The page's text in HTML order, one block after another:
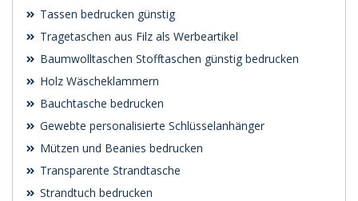
Tassen bedrucken günstig
Tragetaschen aus Filz als Werbeartikel
Baumwolltaschen Stofftaschen günstig bedrucken
Holz Wäscheklammern
Bauchtasche bedrucken
Gewebte personalisierte Schlüsselanhänger
Mützen und Beanies bedrucken
Transparente Strandtasche
Strandtuch bedrucken